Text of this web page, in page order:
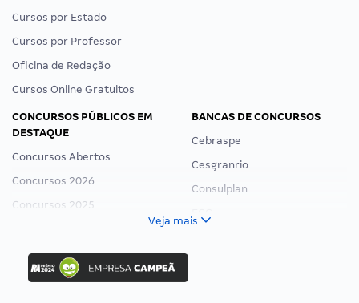
Cursos por Estado
Cursos por Professor
Oficina de Redação
Cursos Online Gratuitos
CONCURSOS PÚBLICOS EM
DESTAQUE
Concursos Abertos
Concursos 2026
Concursos 2025
Concurso Nacional Unificado
Concurso Ibama
Concurso MPU
BANCAS DE CONCURSOS
Cebraspe
Cesgranrio
Consulplan
Veja mais